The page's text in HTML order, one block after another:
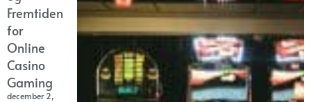
Fremtiden
for
Online
Casino
Gaming
december 2,